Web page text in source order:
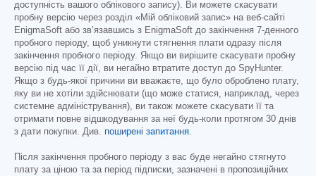
доступність вашого облікового запису). Ви можете скасувати
пробну версію через розділ «Мій обліковий запис» на веб-сайті
EnigmaSoft або зв’язавшись з EnigmaSoft до закінчення 7-денного
пробного періоду, щоб уникнути стягнення плати одразу після
закінчення пробного періоду. Якщо ви вирішите скасувати пробну
версію під час її дії, ви негайно втратите доступ до SpyHunter.
Якщо з будь-якої причини ви вважаєте, що було оброблено плату,
яку ви не хотіли здійснювати (що може статися, наприклад, через
системне адміністрування), ви також можете скасувати її та
отримати повне відшкодування за неї будь-коли протягом 30 днів
з дати покупки. Див. поширені запитання.
Після закінчення пробного періоду з вас буде негайно стягнуто
плату за ціною та за період підписки, зазначені в пропозиційних